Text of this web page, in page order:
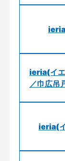
ieria(イエ
／巾広吊
ieria(